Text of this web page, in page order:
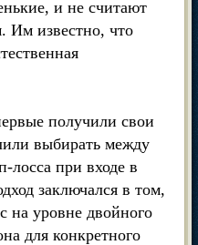
и не считают
Им известно, что
получили свои
выбирать между
лосса при входе в
заключался в том,
на уровне двойного
для конкретного